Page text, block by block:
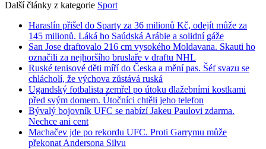
Další články z kategorie Sport
Haraslín přišel do Sparty za 36 milionů Kč, odejít může za
145 milionů. Láká ho Saúdská Arábie a solidní gáže
San Jose draftovalo 216 cm vysokého Moldavana. Skauti ho
označili za nejhoršího bruslaře v draftu NHL
Ruské tenisové děti míří do Česka a mění pas. Šéf svazu se
chlácholí, že výchova zůstává ruská
Ugandský fotbalista zemřel po útoku dlažebními kostkami
před svým domem. Útočníci chtěli jeho telefon
Bývalý bojovník UFC se nabízí Jakeu Paulovi zdarma.
Nechce ani cent
Machačev jde po rekordu UFC. Proti Garrymu může
překonat Andersona Silvu